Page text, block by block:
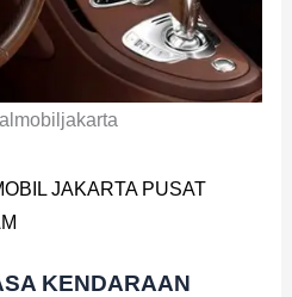
JAKARTA PUSAT
KENDARAAN